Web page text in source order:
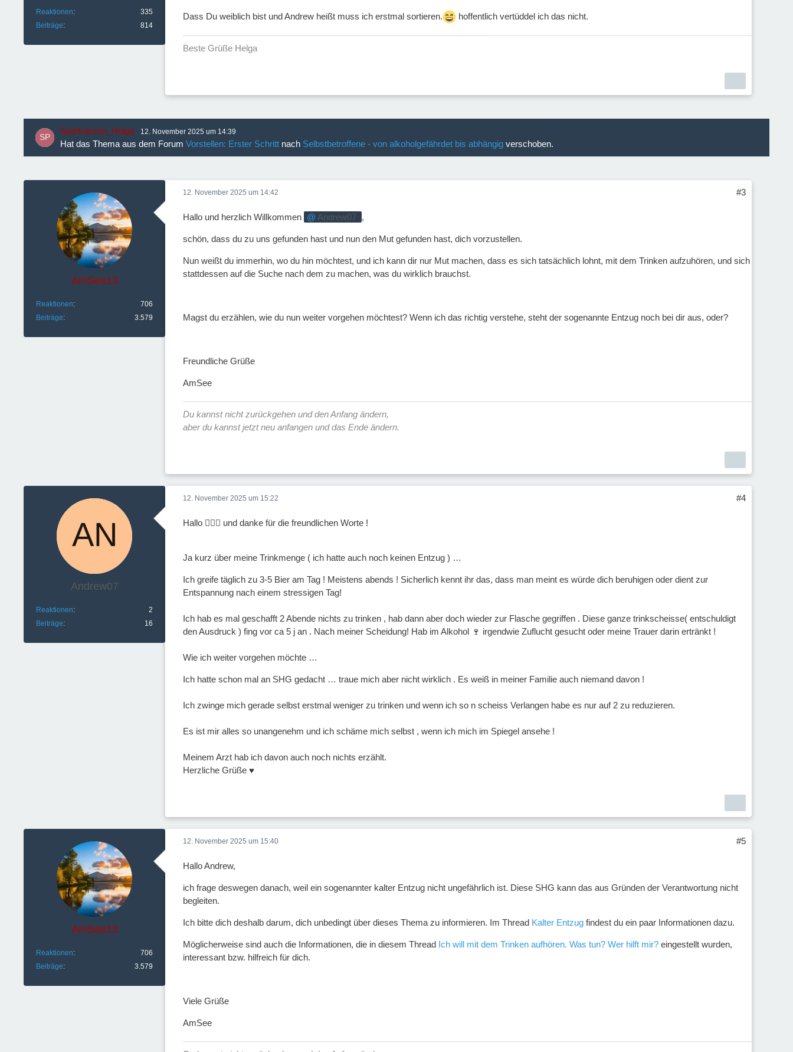
Reaktionen
335
Beiträge
814
Dass Du weiblich bist und Andrew heißt muss ich erstmal sortieren. hoffentlich vertüddel ich das nicht.
Beste Grüße Helga
Sparkassen_Helga 12. November 2025 um 14:39
Hat das Thema aus dem Forum Vorstellen: Erster Schritt nach Selbstbetroffene - von alkoholgefährdet bis abhängig verschoben.
AmSee13
Reaktionen
706
Beiträge
3.579
12. November 2025 um 14:42 #3
Hallo und herzlich Willkommen Andrew07 ,
schön, dass du zu uns gefunden hast und nun den Mut gefunden hast, dich vorzustellen.
Nun weißt du immerhin, wo du hin möchtest, und ich kann dir nur Mut machen, dass es sich tatsächlich lohnt, mit dem Trinken aufzuhören, und sich
stattdessen auf die Suche nach dem zu machen, was du wirklich brauchst.
Magst du erzählen, wie du nun weiter vorgehen möchtest? Wenn ich das richtig verstehe, steht der sogenannte Entzug noch bei dir aus, oder?
Freundliche Grüße
AmSee
Du kannst nicht zurückgehen und den Anfang ändern,
aber du kannst jetzt neu anfangen und das Ende ändern.
Andrew07
Reaktionen
2
Beiträge
16
12. November 2025 um 15:22 #4
Hallo 🙋🏼‍♀️ und danke für die freundlichen Worte !
Ja kurz über meine Trinkmenge ( ich hatte auch noch keinen Entzug ) …
Ich greife täglich zu 3-5 Bier am Tag ! Meistens abends ! Sicherlich kennt ihr das, dass man meint es würde dich beruhigen oder dient zur
Entspannung nach einem stressigen Tag!
Ich hab es mal geschafft 2 Abende nichts zu trinken , hab dann aber doch wieder zur Flasche gegriffen . Diese ganze trinkscheisse( entschuldigt
den Ausdruck ) fing vor ca 5 j an . Nach meiner Scheidung! Hab im Alkohol 🍷 irgendwie Zuflucht gesucht oder meine Trauer darin ertränkt !
Wie ich weiter vorgehen möchte …
Ich hatte schon mal an SHG gedacht … traue mich aber nicht wirklich . Es weiß in meiner Familie auch niemand davon !
Ich zwinge mich gerade selbst erstmal weniger zu trinken und wenn ich so n scheiss Verlangen habe es nur auf 2 zu reduzieren.
Es ist mir alles so unangenehm und ich schäme mich selbst , wenn ich mich im Spiegel ansehe !
Meinem Arzt hab ich davon auch noch nichts erzählt.
Herzliche Grüße ♥️
AmSee13
Reaktionen
706
Beiträge
3.579
12. November 2025 um 15:40 #5
Hallo Andrew,
ich frage deswegen danach, weil ein sogenannter kalter Entzug nicht ungefährlich ist. Diese SHG kann das aus Gründen der Verantwortung nicht
begleiten.
Ich bitte dich deshalb darum, dich unbedingt über dieses Thema zu informieren. Im Thread Kalter Entzug findest du ein paar Informationen dazu.
Möglicherweise sind auch die Informationen, die in diesem Thread Ich will mit dem Trinken aufhören. Was tun? Wer hilft mir? eingestellt wurden,
interessant bzw. hilfreich für dich.
Viele Grüße
AmSee